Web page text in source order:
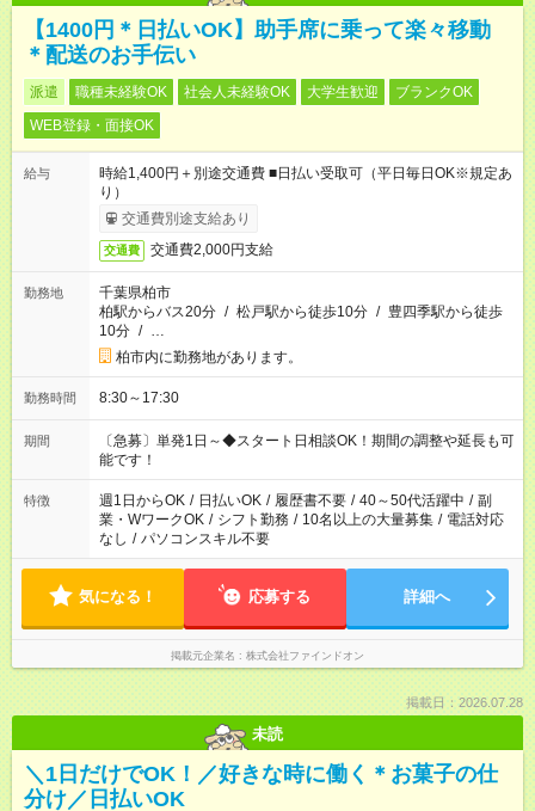
【1400円＊日払いOK】助手席に乗って楽々移動
＊配送のお手伝い
派遣 職種未経験OK 社会人未経験OK 大学生歓迎
ブランクOK
WEB登録・面接OK
給与
時給1,400円＋別途交通費 ■日払い受取可（平日毎日OK※規定あ
り）
交通費別途支給あり
交通費 交通費2,000円支給
勤務地
千葉県柏市
柏駅からバス20分 / 松戸駅から徒歩10分 / 豊四季駅から徒歩
10分 / …
柏市内に勤務地があります。
勤務時間 8:30～17:30
期間
〔急募〕単発1日～◆スタート日相談OK！期間の調整や延長も可
能です！
特徴 週1日からOK / 日払いOK / 履歴書不要 / 40～50代活躍中 / 副
業・WワークOK / シフト勤務 / 10名以上の大量募集 / 電話対応
なし / パソコンスキル不要
気になる！ 応募する 詳細へ
掲載元企業名 株式会社ファインドオン
掲載日：2026.07.28
未読
＼1日だけでOK！／好きな時に働く＊お菓子の仕
分け／日払いOK